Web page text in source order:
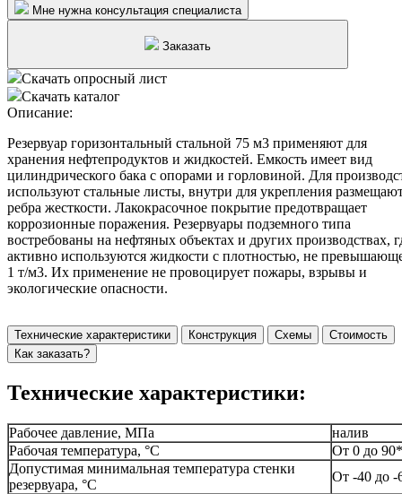
Мне нужна консультация специалиста
Заказать
Скачать опросный лист
Скачать каталог
Описание:
Резервуар горизонтальный стальной 75 м3 применяют для
хранения нефтепродуктов и жидкостей. Емкость имеет вид
цилиндрического бака с опорами и горловиной. Для
используют стальные листы, внутри для укрепления
ребра жесткости. Лакокрасочное покрытие предотвращает
коррозионные поражения. Резервуары подземного типа
востребованы на нефтяных объектах и других производствах,
активно используются жидкости с плотностью, не
1 т/м3. Их применение не провоцирует пожары, взрывы и
экологические опасности.
Технические характеристики Конструкция Схемы
Стоимость
Как заказать?
Технические характеристики:
Рабочее давление, МПа
налив
Рабочая температура, °С
От 0 до 90*
Допустимая минимальная температура стенки
резервуара, °С
От -40 до -